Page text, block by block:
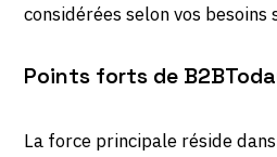
considérées selon vos besoins
Points forts de
La force principale réside